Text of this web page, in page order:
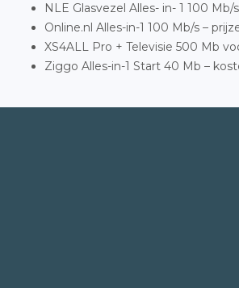
NLE Glasvezel Alles- in- 1 100 Mb/
Online.nl Alles-in-1 100 Mb/s –
XS4ALL Pro + Televisie 500 Mb
Ziggo Alles-in-1 Start 40 Mb –